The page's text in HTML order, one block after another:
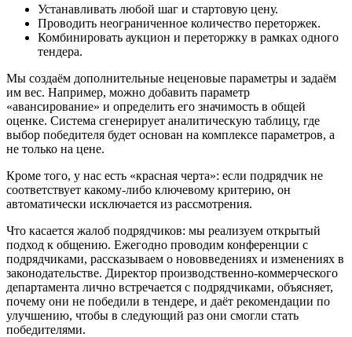
Устанавливать любой шаг и стартовую цену.
Проводить неограниченное количество переторжек.
Комбинировать аукцион и переторжку в рамках одного
тендера.
Мы создаём дополнительные неценовые параметры и задаём
им вес. Например, можно добавить параметр
«авансирование» и определить его значимость в общей
оценке. Система сгенерирует аналитическую таблицу, где
выбор победителя будет основан на комплексе параметров, а
не только на цене.
Кроме того, у нас есть «красная черта»: если подрядчик не
соответствует какому‑либо ключевому критерию, он
автоматически исключается из рассмотрения.
Что касается жалоб подрядчиков: мы реализуем открытый
подход к общению. Ежегодно проводим конференции с
подрядчиками, рассказываем о нововведениях и изменениях в
законодательстве. Директор производственно‑коммерческого
департамента лично встречается с подрядчиками, объясняет,
почему они не победили в тендере, и даёт рекомендации по
улучшению, чтобы в следующий раз они смогли стать
победителями.